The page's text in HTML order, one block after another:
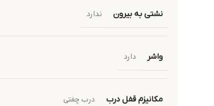
نشتی به بیرون ندارد
واشر دارد
مکانیزم قفل درب درب چفتی